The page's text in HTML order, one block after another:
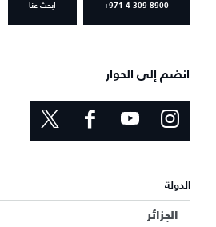
+971 4 309 8900 ابحث عنا
انضم إلى الحوار
الدولة
الجزائر